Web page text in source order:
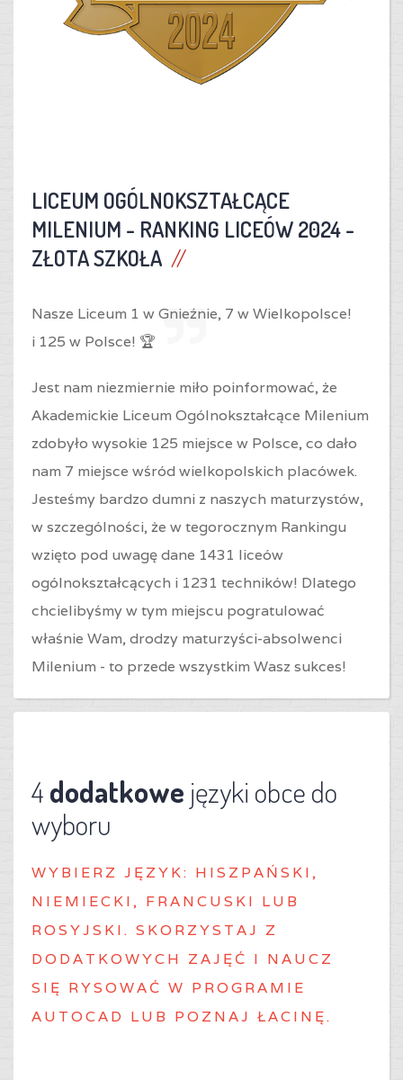
LICEUM OGÓLNOKSZTAŁCĄCE
MILENIUM - RANKING LICEÓW 2024 -
ZŁOTA SZKOŁA
Nasze Liceum 1 w Gnieźnie, 7 w Wielkopolsce!
i 125 w Polsce! 🏆
Jest nam niezmiernie miło poinformować, że
Akademickie Liceum Ogólnokształcące Milenium
zdobyło wysokie 125 miejsce w Polsce, co dało
nam 7 miejsce wśród wielkopolskich placówek.
Jesteśmy bardzo dumni z naszych maturzystów,
w szczególności, że w tegorocznym Rankingu
wzięto pod uwagę dane 1431 liceów
ogólnokształcących i 1231 techników! Dlatego
chcielibyśmy w tym miejscu pogratulować
właśnie Wam, drodzy maturzyści-absolwenci
Milenium - to przede wszystkim Wasz sukces!
4dodatkowe języki obce do
wyboru
WYBIERZ J ĘZYK: HISZPAŃSKI,
NIEMIECKI, FRANCUSKI LUB
ROSYJSKI. SKORZYSTAJ Z
DODATKOWYCH ZAJĘĆ I NAUCZ
SIĘ RYSOWAĆ W PROGRAMIE
AUTOCAD LUB POZNAJ ŁACINĘ.